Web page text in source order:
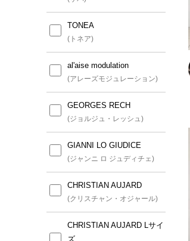
TONEA
(トネア)
al'aise modulation
(アレーズモジュレーション)
GEORGES RECH
(ジョルジュ・レッシュ)
GIANNI LO GIUDICE
(ジャンニ ロ ジュディチェ)
CHRISTIAN AUJARD
(クリスチャン・オジャール)
CHRISTIAN AUJARD Lサイ
ズ